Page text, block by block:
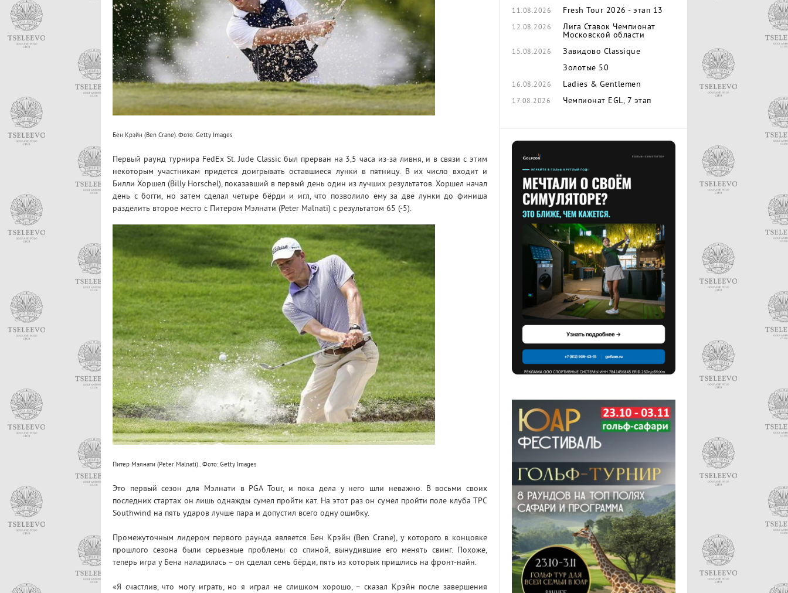
Бен Крэйн (Ben Crane). Фото: Getty Images
Первый раунд турнира FedEx St. Jude Classic был прерван на 3,5 часа из-за ливня, и в связи с этим
некоторым участникам придется доигрывать оставшиеся лунки в пятницу. В их число входит и
Билли Хоршел (Billy Horschel), показавший в первый день один из лучших результатов. Хоршел начал
день с богги, но затем сделал четыре бёрди и игл, что позволило ему за две лунки до финиша
разделить второе место с Питером Мэлнати (Peter Malnati) с результатом 65 (-5).
Питер Мэлнати (Peter Malnati) . Фото: Getty Images
Это первый сезон для Мэлнати в PGA Tour, и пока дела у него шли неважно. В восьми своих
последних стартах он лишь однажды сумел пройти кат. На этот раз он сумел пройти поле клуба TPC
Southwind на пять ударов лучше пара и допустил всего одну ошибку.
Промежуточным лидером первого раунда является Бен Крэйн (Ben Crane), у которого в концовке
прошлого сезона были серьезные проблемы со спиной, вынудившие его менять свинг. Похоже,
теперь игра у Бена наладилась – он сделал семь бёрди, пять из которых пришлись на фронт-найн.
«Я счастлив, что могу играть, но я играл не слишком хорошо, – сказал Крэйн после завершения
11.08.2026 Fresh Tour 2026 - этап 13
12.08.2026
Лига Ставок Чемпионат
Московской области
15.08.2026
Завидово Classique
Золотые 50
16.08.2026 Ladies & Gentlemen
17.08.2026 Чемпионат EGL, 7 этап